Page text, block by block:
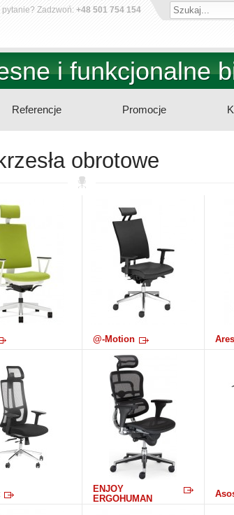
i funkcjonalne
pytanie? Zadzwoń: +48 501 754 154
Referencje Promocje
obrotowe
@-Motion Ares
ENJOY
ERGOHUMAN